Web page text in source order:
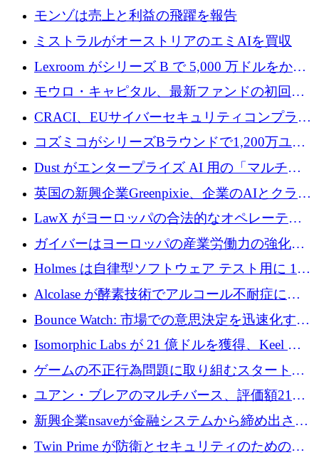
ラウンドで小売業のスプレッドシートをター
ゲットにしています
モンゾは売上と利益の飛躍を報告
ミストラルがオーストリアのエミAIを買収
Lexroom がシリーズ B で 5,000 万ドルをかけ
てヨーロッパ大陸法用の法律 AI を構築
モウロ・キャピタル、最新ファンドの初回ク
ローズで4億ドルを確保
CRACI、EUサイバーセキュリティコンプライ
アンスプラットフォームのために140万ユーロ
コズミコがシリーズBラウンドで1,200万ユー
ロを調達
Dust がエンタープライズ AI 用の「マルチプ
レイヤー」オペレーティング システムを構築
するシリーズ B で 4,000 万ドルを調達
英国の新興企業Greenpixie、企業のAIとクラウ
ドのエネルギー無駄を削減するために470万ポ
ンドを調達
LawX がヨーロッパの合法的なオペレーティ
ング システムを構築するために 750 万ユーロ
を調達
ガイバーはヨーロッパの産業労働力の強化に
貢献するために 140 万ユーロを獲得
Holmes は自律型ソフトウェア テスト用に 110
万ユーロのプレシードを提供して開始
Alcolase が酵素技術でアルコール不耐症に取
り組むために 150 万ユーロを調達
Bounce Watch: 市場での意思決定を迅速化する
ためのインテリジェンス層を構築する
Isomorphic Labs が 21 億ドルを獲得、Keel の
ネオバンク後の軸、ポーランドのソフトウェ
ア進化
ゲームの不正行為問題に取り組むスタートア
ップを紹介する
ユアン・ブレアのマルチバース、評価額21億
ドルで7,000万ドルを調達
新興企業nsaveが金融システムから締め出され
たシリア人に国際銀行アクセスをもたらす
Twin Prime が防衛とセキュリティのためのフ